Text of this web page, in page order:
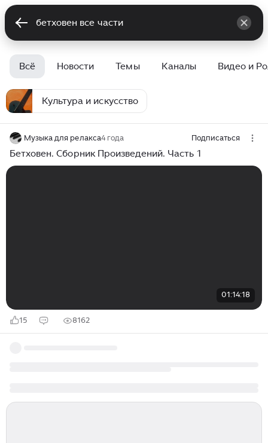
Всё Новости Темы Каналы Видео и
Культура и искусство
Музыка для релакса4 года Подписаться
Бетховен. Сборник Произведений. Часть 1
01:14:18
15 8162